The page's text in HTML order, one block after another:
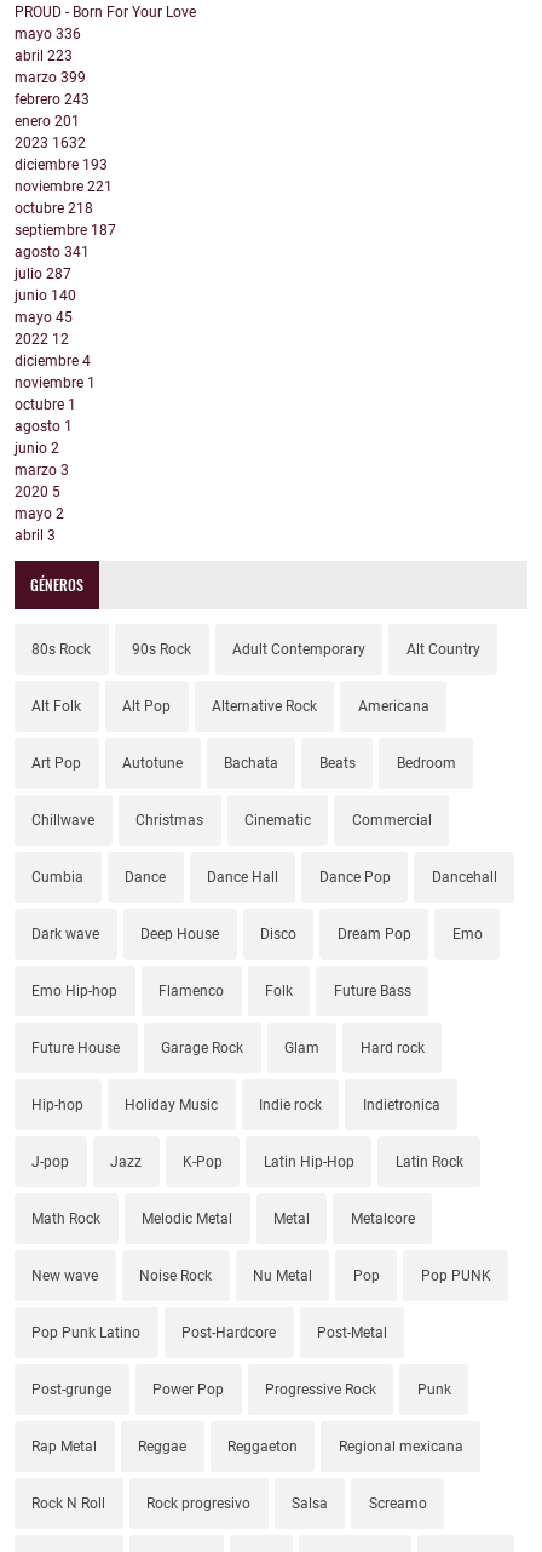
PROUD - Born For Your Love
mayo 336
abril 223
marzo 399
febrero 243
enero 201
2023 1632
diciembre 193
noviembre 221
octubre 218
septiembre 187
agosto 341
julio 287
junio 140
mayo 45
2022 12
diciembre 4
noviembre 1
octubre 1
agosto 1
junio 2
marzo 3
2020 5
mayo 2
abril 3
GÉNEROS
80s Rock 90s Rock Adult Contemporary Alt Country
Alt Folk Alt Pop Alternative Rock Americana
Art Pop Autotune Bachata Beats Bedroom
Chillwave Christmas Cinematic Commercial
Cumbia Dance Dance Hall Dance Pop Dancehall
Dark wave Deep House Disco Dream Pop Emo
Emo Hip-hop Flamenco Folk Future Bass
Future House Garage Rock Glam Hard rock
Hip-hop Holiday Music Indie rock Indietronica
J-pop Jazz K-Pop Latin Hip-Hop Latin Rock
Math Rock Melodic Metal Metal Metalcore
New wave Noise Rock Nu Metal Pop Pop PUNK
Pop Punk Latino Post-Hardcore Post-Metal
Post-grunge Power Pop Progressive Rock Punk
Rap Metal Reggae Reggaeton Regional mexicana
Rock N Roll Rock progresivo Salsa Screamo